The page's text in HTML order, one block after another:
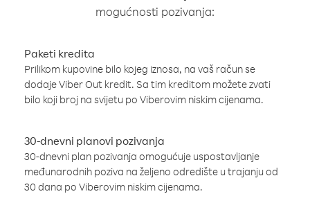
mogućnosti pozivanja:
Paketi kredita
Prilikom kupovine bilo kojeg iznosa, na vaš račun se
dodaje Viber Out kredit. Sa tim kreditom možete zvati
bilo koji broj na svijetu po Viberovim niskim cijenama.
30-dnevni planovi pozivanja
30-dnevni plan pozivanja omogućuje uspostavljanje
međunarodnih poziva na željeno odredište u trajanju od
30 dana po Viberovim niskim cijenama.